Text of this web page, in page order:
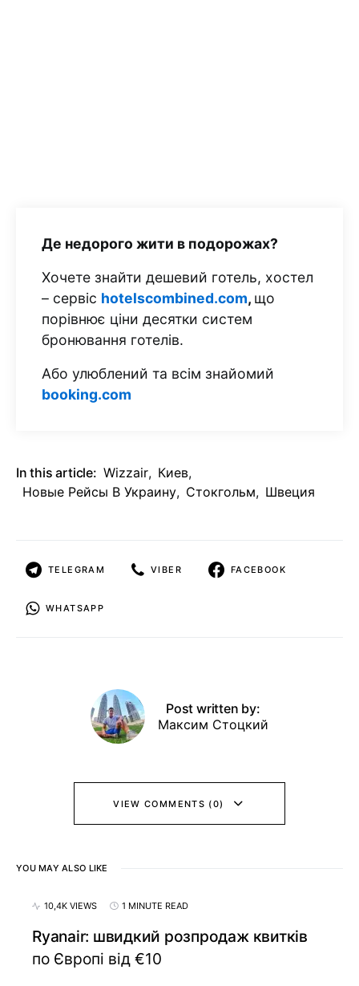
Де недорого жити в подорожах?
Хочете знайти дешевий готель, хостел
– сервіс hotelscombined.com, що
порівнює ціни десятки систем
бронювання готелів.
Або улюблений та всім знайомий
booking.com
In this article: Wizzair, Киев,
Новые Рейсы В Украину, Стокгольм, Швеция
TELEGRAM VIBER FACEBOOK
WHATSAPP
Post written by:
Максим Стоцкий
VIEW COMMENTS (0)
YOU MAY ALSO LIKE
10,4K VIEWS 1 MINUTE READ
Ryanair: швидкий розпродаж квитків
по Європі від €10